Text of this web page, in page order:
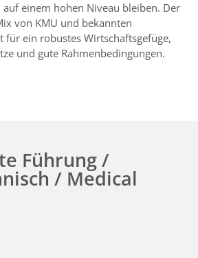
einem hohen Niveau bleiben. Der
von KMU und bekannten
für ein robustes Wirtschaftsgefüge,
und gute Rahmenbedingungen.
Führung /
/ Medical